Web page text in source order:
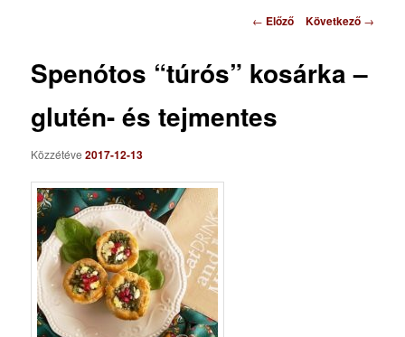
Bejegyzés
← Előző Következő →
Spenótos “túrós” kosárka –
glutén- és tejmentes
Közzétéve2017-12-13